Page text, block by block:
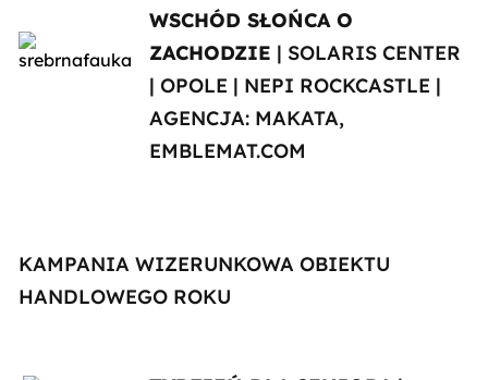
WSCHÓD SŁOŃCA O
ZACHODZIE | SOLARIS CENTER
| OPOLE | NEPI ROCKCASTLE |
AGENCJA: MAKATA,
EMBLEMAT.COM
KAMPANIA WIZERUNKOWA OBIEKTU
HANDLOWEGO ROKU